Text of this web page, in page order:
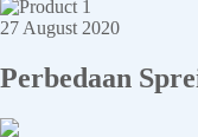
27 August 2020
Perbedaan